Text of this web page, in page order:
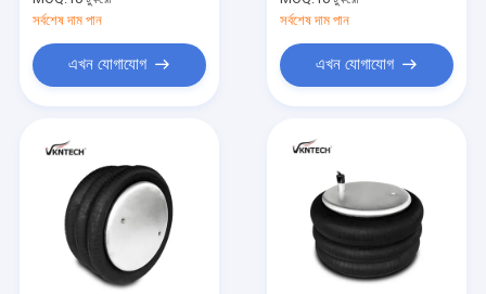
সর্বশেষ দাম পান
এখন যোগাযোগ
সর্বশেষ দাম পান
এখন যোগাযোগ